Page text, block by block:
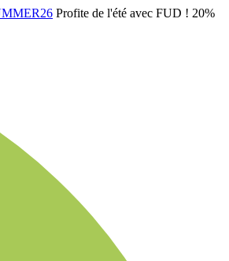
Profite de l'été avec FUD ! 20%